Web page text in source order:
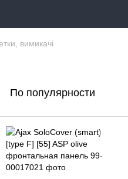
вимикачі
По популярности